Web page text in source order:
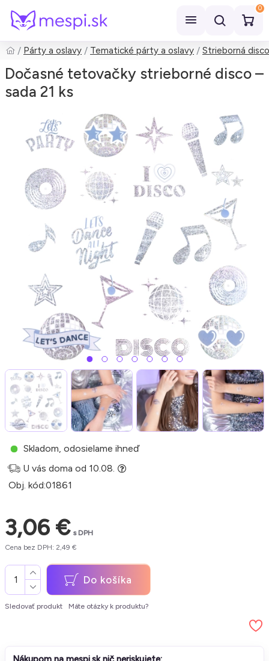
0
Hľadať
Párty a oslavy Tematické párty a oslavy Strieborná disco
Dočasné tetovačky strieborné disco –
sada 21 ks
3,06 € s DPH
Cena bez DPH: 2,49 €
Skladom, odosielame ihneď
U vás doma od 10.08.
Obj. kód:01861
Do košíka
Sledovať produkt Máte otázky k produktu?